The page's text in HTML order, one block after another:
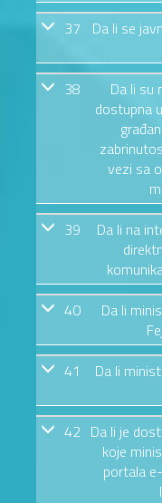
37
Da li se
38
Da li su
dostupna
vezi sa
39
Da li na
40
Da li
41
Da li
42 Da li je
koje
portala